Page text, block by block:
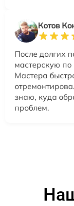
Котов
После долгих
мастерскую по
Мастера
знаю, куда
проблем.